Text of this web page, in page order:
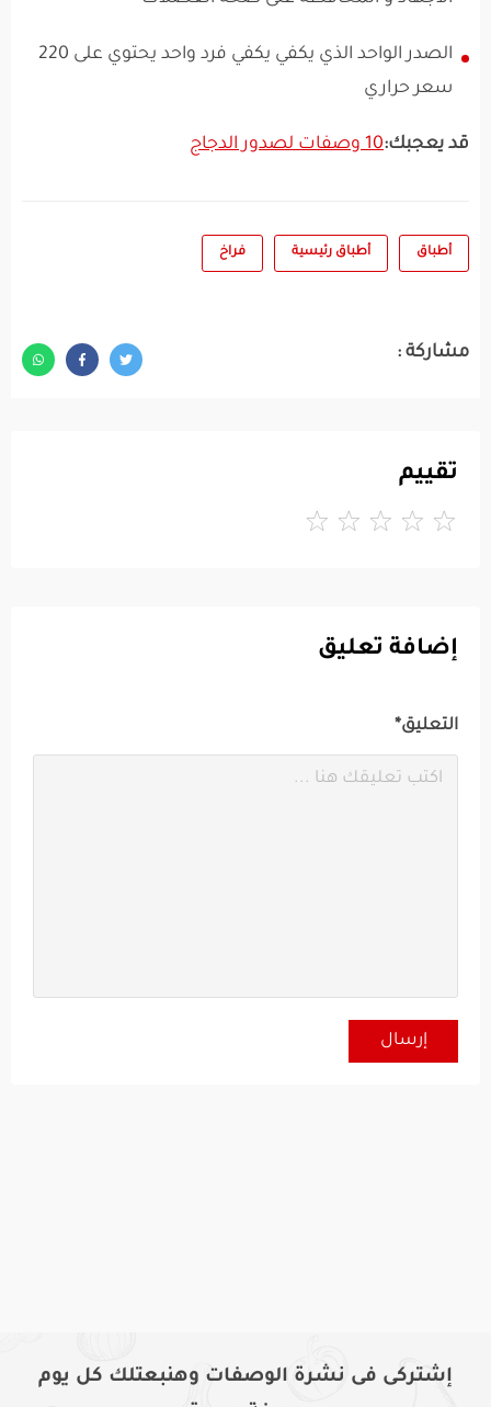
الصدر الواحد الذي يكفي يكفي فرد واحد يحتوي على 220
سعر حراري
قد يعجبك:10 وصفات لصدور الدجاج
أطباق أطباق رئيسية فراخ
مشاركة :
تقييم
إضافة تعليق
التعليق*
إشتركى فى نشرة الوصفات وهنبعتلك كل يوم